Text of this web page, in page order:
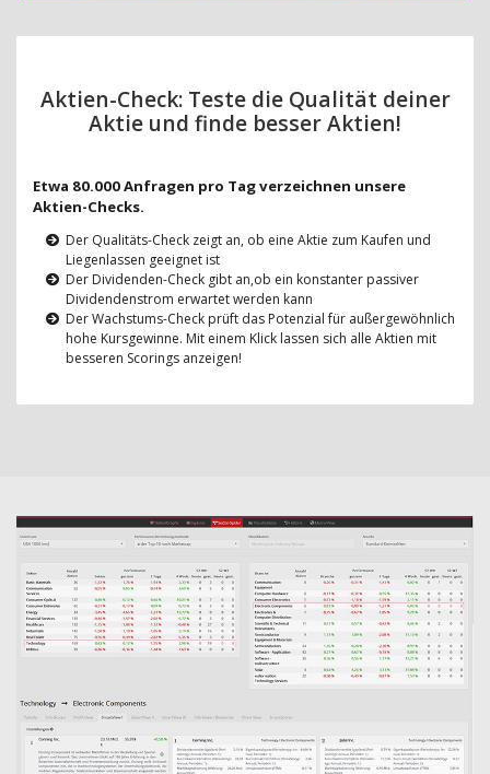
Aktien-Check: Teste die Qualität deiner
Aktie und finde besser Aktien!
Etwa 80.000 Anfragen pro Tag verzeichnen unsere
Aktien-Checks.
Der Qualitäts-Check zeigt an, ob eine Aktie zum Kaufen und
Liegenlassen geeignet ist
Der Dividenden-Check gibt an,ob ein konstanter passiver
Dividendenstrom erwartet werden kann
Der Wachstums-Check prüft das Potenzial für außergewöhnlich
hohe Kursgewinne. Mit einem Klick lassen sich alle Aktien mit
besseren Scorings anzeigen!